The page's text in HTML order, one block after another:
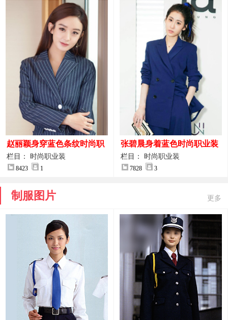
赵丽颖身穿蓝色条纹时尚职
业装图片
栏目： 时尚职业装
8423 1
张碧晨身着蓝色时尚职业装
服装图片
栏目： 时尚职业装
7828 3
制服图片 更多